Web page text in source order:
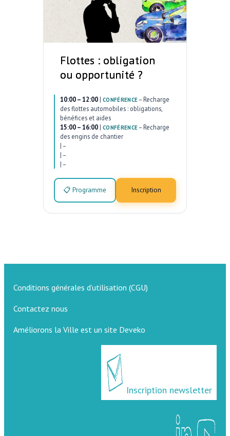
Flottes : obligation
ou opportunité ?
10:00 – 12:00 | CONFÉRENCE – Recharge
des flottes automobiles : obligations,
bénéfices et aides
15:00 – 16:00 | CONFÉRENCE – Recharge
des engins de chantier
| –
| –
| –
📋 Programme Inscription
Conditions générales d’utilisation (CGU)
Contactez nous
Améliorons la Ville est un site Deveko
Inscription newsletter